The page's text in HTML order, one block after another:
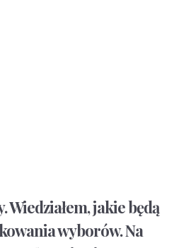
Wiedziałem, jakie będą
wyborów. Na